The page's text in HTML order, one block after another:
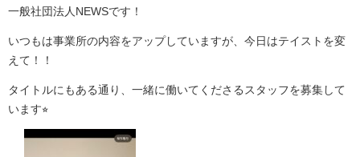
一般社団法人NEWSです！
いつもは事業所の内容をアップしていますが、今日はテイストを変
えて！！
タイトルにもある通り、一緒に働いてくださるスタッフを募集して
います⭐︎